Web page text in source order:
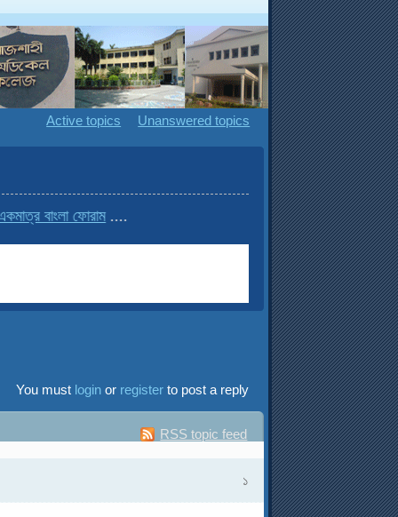
Active topics Unanswered topics
ফোরাম....
You must loginor registerto post a reply
RSS topic feed
১